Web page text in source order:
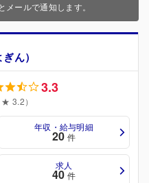
ールで通知します。
ん）
3.3
★ 3.2）
年収・給与明細
20 件
求人
40 件